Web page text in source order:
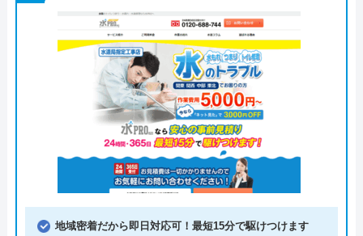
地域密着だから即日対応可！最短15分で駆けつけます